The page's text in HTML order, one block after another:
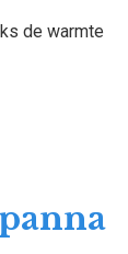
de warmte